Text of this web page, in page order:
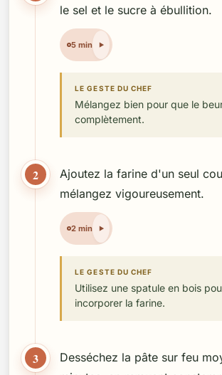
le sel et le sucre à ébullition.
5 min
LE GESTE DU CHEF
Mélangez bien pour que le
complètement.
2
Ajoutez la farine d'un seul
mélangez vigoureusement.
2 min
LE GESTE DU CHEF
Utilisez une spatule en bois
incorporer la farine.
3
Desséchez la pâte sur feu